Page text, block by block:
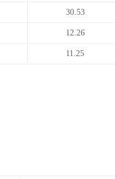
30.53
12.26
11.25